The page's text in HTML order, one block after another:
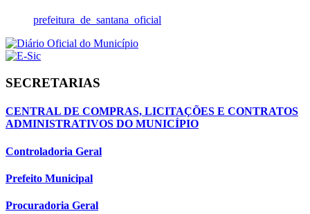
prefeitura_de_santana_oficial
SECRETARIAS
CENTRAL DE COMPRAS, LICITAÇÕES E CONTRATOS
ADMINISTRATIVOS DO MUNICÍPIO
Controladoria Geral
Prefeito Municipal
Procuradoria Geral